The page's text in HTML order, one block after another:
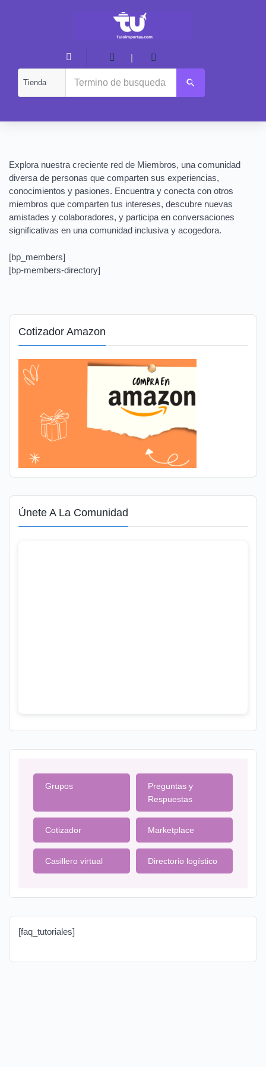
|
Explora nuestra creciente red de Miembros, una comunidad
diversa de personas que comparten sus experiencias,
conocimientos y pasiones. Encuentra y conecta con otros
miembros que comparten tus intereses, descubre nuevas
amistades y colaboradores, y participa en conversaciones
significativas en una comunidad inclusiva y acogedora.
[bp_members]
[bp-members-directory]
Cotizador Amazon
Únete A La Comunidad
Grupos
Preguntas y
Respuestas
Cotizador Marketplace
Casillero virtual Directorio logístico
[faq_tutoriales]